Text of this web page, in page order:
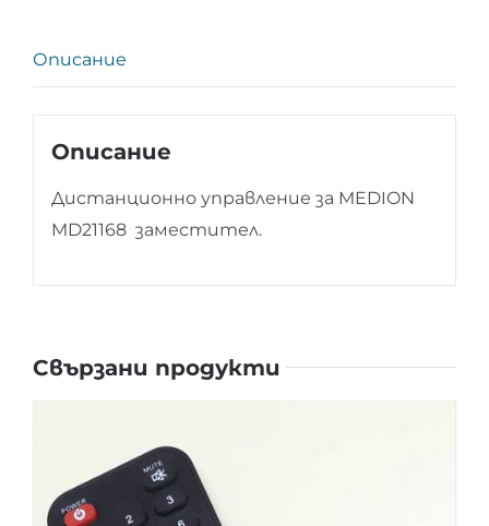
Описание
Описание
Дистанционно управление за MEDION
MD21168 заместител.
Свързани продукти